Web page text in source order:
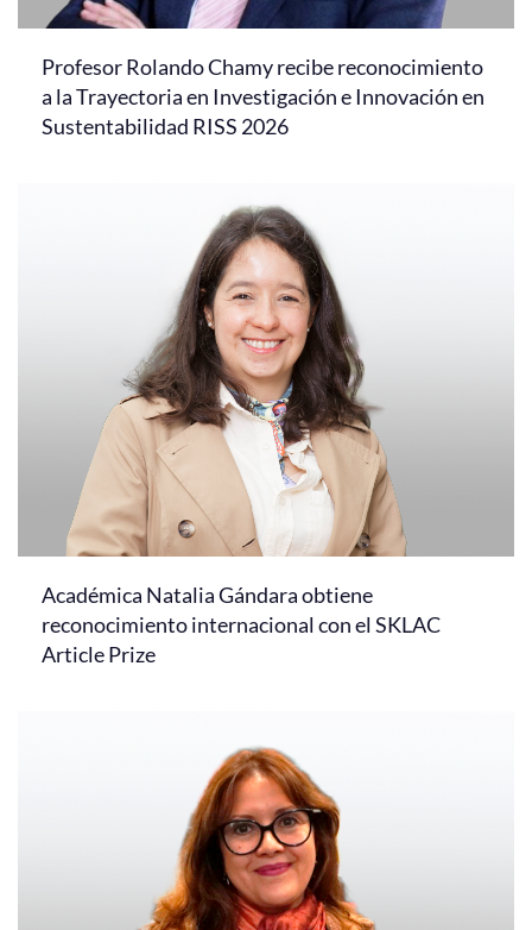
Profesor Rolando Chamy recibe reconocimiento
a la Trayectoria en Investigación e Innovación en
Sustentabilidad RISS 2026
Académica Natalia Gándara obtiene
reconocimiento internacional con el SKLAC
Article Prize